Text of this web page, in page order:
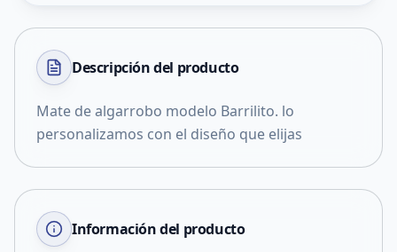
Descripción del producto
Mate de algarrobo modelo Barrilito. lo
personalizamos con el diseño que elijas
Información del producto